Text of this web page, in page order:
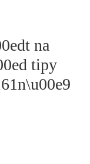
na
tipy